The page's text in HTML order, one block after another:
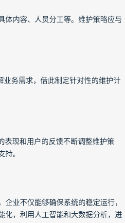
体内容、人员分工等。维护策略应与
务需求，借此制定针对性的维护计
表现和用户的反馈不断调整维护策
。
业不仅能够确保系统的稳定运行，
化，利用人工智能和大数据分析，进